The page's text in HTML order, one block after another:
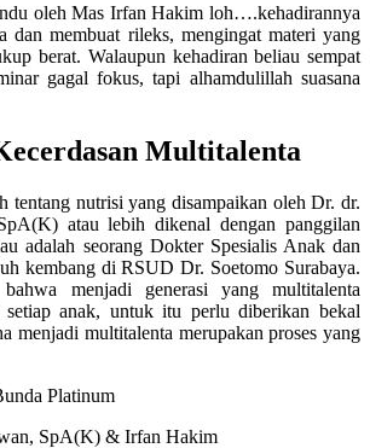
oleh Mas Irfan Hakim loh….kehadirannya
dan membuat rileks, mengingat materi yang
berat. Walaupun kehadiran beliau sempat
gagal fokus, tapi alhamdulillah suasana
Multitalenta
tentang nutrisi yang disampaikan oleh Dr. dr.
atau lebih dikenal dengan panggilan
adalah seorang Dokter Spesialis Anak dan
kembang di RSUD Dr. Soetomo Surabaya.
menjadi generasi yang multitalenta
setiap anak, untuk itu perlu diberikan bekal
menjadi multitalenta merupakan proses yang
SpA(K) & Irfan Hakim